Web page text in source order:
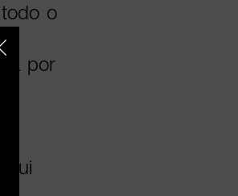
o
por